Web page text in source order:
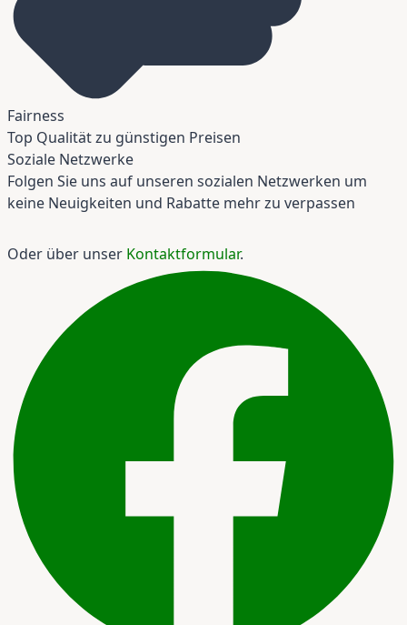
Fairness
Top Qualität zu günstigen Preisen
Soziale Netzwerke
Folgen Sie uns auf unseren sozialen Netzwerken um
keine Neuigkeiten und Rabatte mehr zu verpassen
Oder über unser Kontaktformular.